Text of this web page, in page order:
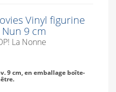
Vinyl figurine
9 cm
La Nonne
9 cm, en emballage boîte-